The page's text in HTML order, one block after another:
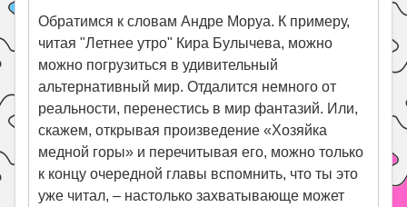
Обратимся к словам Андре Моруа. К примеру,
читая "Летнее утро" Кира Булычева, можно
можно погрузиться в удивительный
альтернативный мир. Отдалится немного от
реальности, перенестись в мир фантазий. Или,
скажем, открывая произведение «Хозяйка
медной горы» и перечитывая его, можно только
к концу очередной главы вспомнить, что ты это
уже читал, – настолько захватывающе может